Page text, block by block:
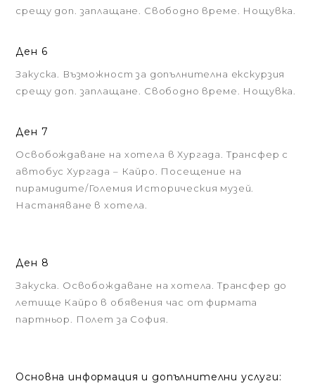
срещу доп. заплащане. Свободно време. Нощувка.
Ден 6
Закуска. Възможност за допълнителна екскурзия
срещу доп. заплащане. Свободно време. Нощувка.
Ден 7
Освобождаване на хотела в Хургада. Трансфер с
автобус Хургада – Кайро. Посещение на
пирамидите/Големия Историческия музей.
Настаняване в хотела.
Ден 8
Закуска. Освобождаване на хотела. Трансфер до
летище Кайро в обявения час от фирмата
партньор. Полет за София.
Основна информация и допълнителни услуги: